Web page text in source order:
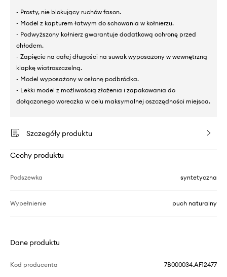
- Prosty, nie blokujący ruchów fason.
- Model z kapturem łatwym do schowania w kołnierzu.
- Podwyższony kołnierz gwarantuje dodatkową ochronę przed
chłodem.
- Zapięcie na całej długości na suwak wyposażony w wewnętrzną
klapkę wiatroszczelną.
- Model wyposażony w osłonę podbródka.
- Lekki model z możliwością złożenia i zapakowania do
dołączonego woreczka w celu maksymalnej oszczędności miejsca.
Szczegóły produktu
Cechy produktu
Podszewka syntetyczna
Wypełnienie puch naturalny
Dane produktu
Kod producenta 7B000034.AF12477